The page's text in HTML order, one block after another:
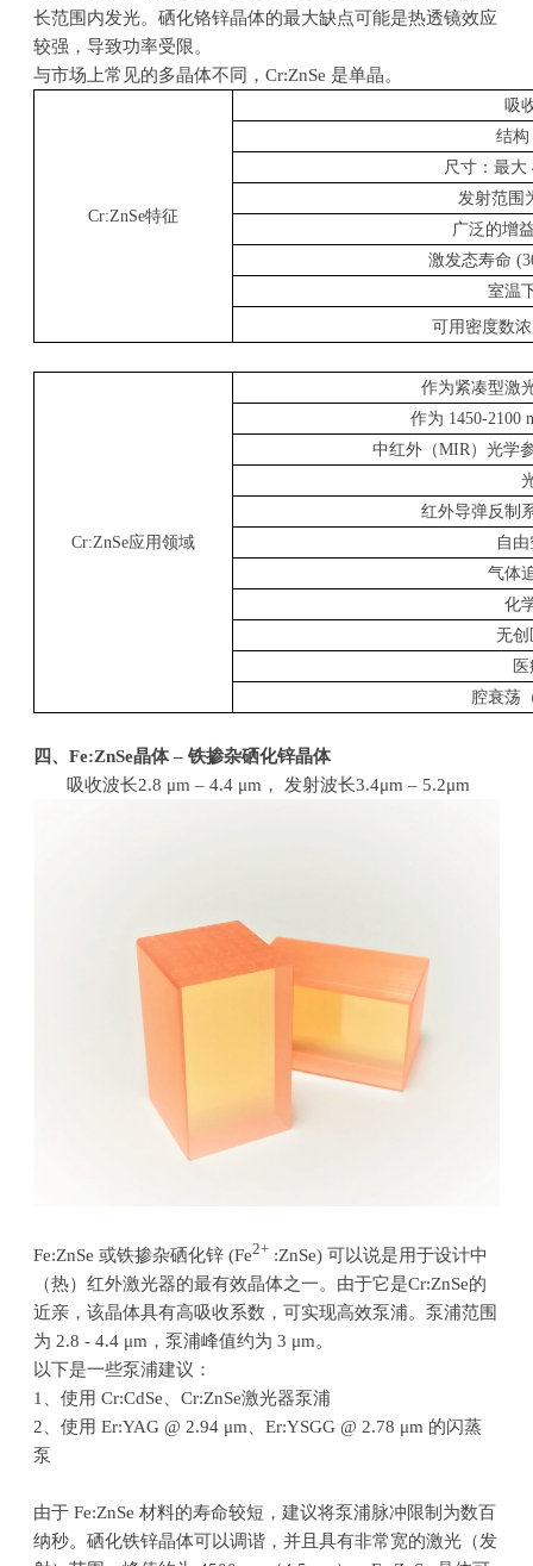
长范围内发光。硒化铬锌晶体的最大缺点可能是热透镜效应
较强，导致功率受限。
与市场上常见的多晶体不同，Cr:ZnSe 是单晶。
Cr:ZnSe特征
吸
结构
尺寸：最大
发射范围
广泛的增
激发态寿命
室温
可用密度数
Cr:ZnSe应用领域
作为紧凑型激
作为 1450-2100
中红外（MIR ）光学
红外导弹反制
自
气体
化
无创
腔衰荡
四、Fe:ZnSe晶体–铁掺杂硒化锌晶体
吸收波长2.8 μm – 4.4 μm ， 发射波长3.4μm – 5.2μm
Fe:ZnSe 或铁掺杂硒化锌 (Fe2+ :ZnSe)可以说是用于设计中
（热）红外激光器的最有效晶体之一。由于它是Cr:ZnSe的
近亲，该晶体具有高吸收系数，可实现高效泵浦。泵浦范围
为 2.8 - 4.4 μm ，泵浦峰值约为 3 μm。
以下是一些泵浦建议：
1、使用 Cr:CdSe、Cr:ZnSe激光器泵浦
2、使用 Er:YAG @ 2.94 μm、Er:YSGG @ 2.78 μm 的闪蒸
泵
由于 Fe:ZnSe材料的寿命较短，建议将泵浦脉冲限制为数百
纳秒。硒化铁锌晶体可以调谐，并且具有非常宽的激光（发